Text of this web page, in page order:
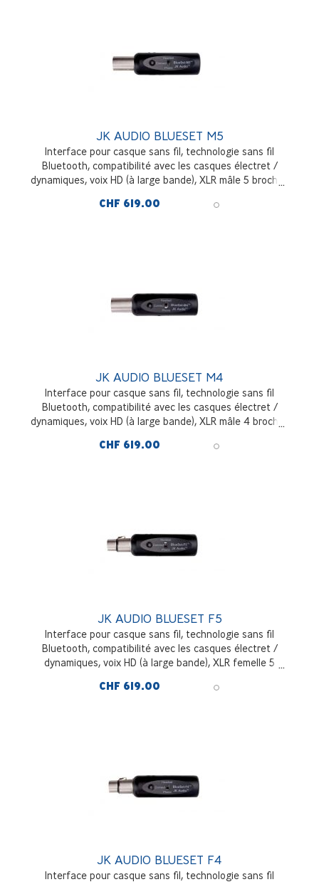
JK AUDIO BLUESET M5
Interface pour casque sans fil, technologie sans fil
Bluetooth, compatibilité avec les casques électret /
dynamiques, voix HD (à large bande), XLR mâle 5 broches
CHF 619.00
JK AUDIO BLUESET M4
Interface pour casque sans fil, technologie sans fil
Bluetooth, compatibilité avec les casques électret /
dynamiques, voix HD (à large bande), XLR mâle 4 broches
CHF 619.00
JK AUDIO BLUESET F5
Interface pour casque sans fil, technologie sans fil
Bluetooth, compatibilité avec les casques électret /
dynamiques, voix HD (à large bande), XLR femelle 5
CHF 619.00
JK AUDIO BLUESET F4
Interface pour casque sans fil, technologie sans fil